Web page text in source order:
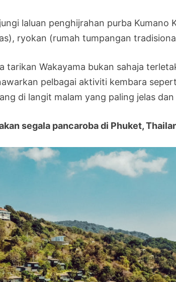
laluan penghijrahan purba
ryokan (rumah tumpangan
tarikan Wakayama bukan sahaja
pelbagai aktiviti kembara
di langit malam yang paling jelas
segala pancaroba di Phuket,